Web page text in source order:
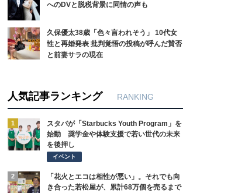
へのDVと脱税背景に同情の声も
久保優太38歳「色々言われそう」 10代女
性と再婚発表 批判覚悟の投稿が呼んだ賛否
と前妻サラの現在
人気記事ランキング RANKING
1
スタバが「Starbucks Youth Program」を
始動 奨学金や体験支援で若い世代の未来
を後押し
イベント
2
「花火とエコは相性が悪い」。それでも向
き合った若松屋が、累計68万個を売るまで